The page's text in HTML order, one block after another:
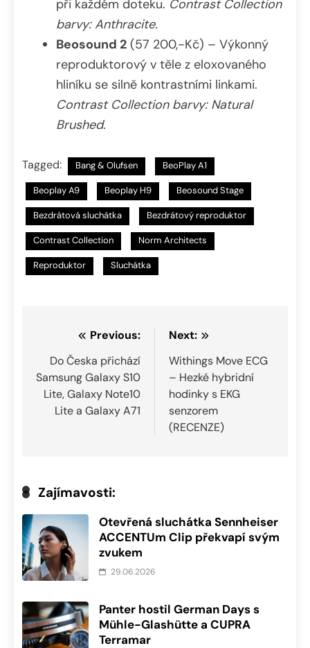
při každém doteku. Contrast Collection
barvy: Anthracite.
Beosound 2 (57 200,-Kč) – Výkonný
reproduktorový v těle z eloxovaného
hliníku se silně kontrastními linkami.
Contrast Collection barvy: Natural
Brushed.
Tagged: Bang & Olufsen BeoPlay A1
Beoplay A9 Beoplay H9 Beosound Stage
Bezdrátová sluchátka Bezdrátový reproduktor
Contrast Collection Norm Architects
Reproduktor Sluchátka
Navigace
pro
příspěvek
Previous:
Do Česka přichází
Samsung Galaxy S10
Lite, Galaxy Note10
Lite a Galaxy A71
Next:
Withings Move ECG
– Hezké hybridní
hodinky s EKG
senzorem
(RECENZE)
Zajímavosti:
Otevřená sluchátka Sennheiser
ACCENTUm Clip překvapí svým
zvukem
29.06.2026
Panter hostil German Days s
Mühle-Glashütte a CUPRA
Terramar